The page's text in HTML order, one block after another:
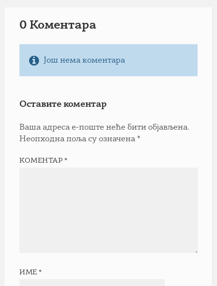
0 Коментарa
Још нема коментара
Оставите коментар
Ваша адреса е-поште неће бити објављена.
Неопходна поља су означена *
КОМЕНТАР*
ИМЕ*